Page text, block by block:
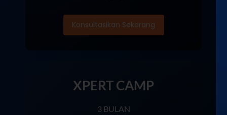
Konsultasikan Sekarang
XPERT CAMP
3 BULAN